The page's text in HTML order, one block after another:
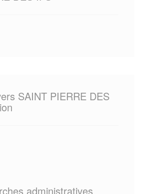
SAINT PIERRE DES
administratives